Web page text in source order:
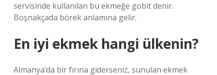
servisinde kullanılan bu ekmeğe gobit denir.
Boşnakçada börek anlamına gelir.
En iyi ekmek hangi ülkenin?
Almanya’da bir fırına giderseniz, sunulan ekmek